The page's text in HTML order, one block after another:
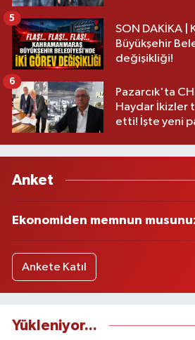
SON DAKİKA |
Büyükşehir
değişikliği!
5
Pazarcık'ta
Haydar İkizler
etti! İşte yeni
6
Anket
Ekonomiden memnun
Ankete Katıl
Yükleniyor...